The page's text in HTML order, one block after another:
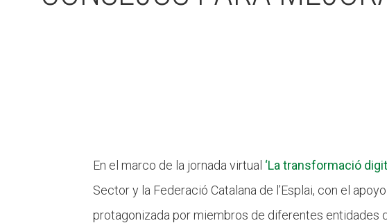
En el marco de la jornada virtual ‘La transformació
Sector y la Federació Catalana de l’Esplai, con el
protagonizada por miembros de diferentes entidades